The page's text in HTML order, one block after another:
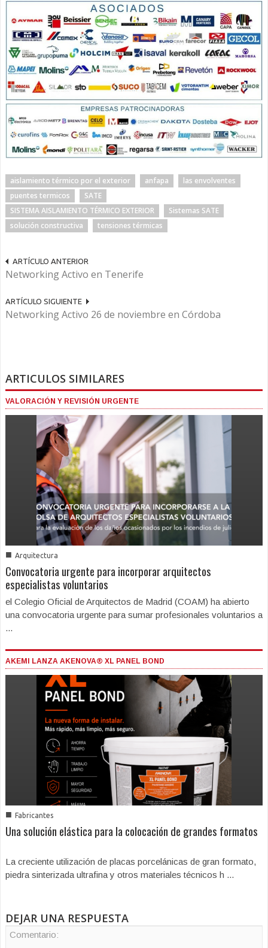
aislamiento térmico por el exterior anfapa
las envolventes
puentes termicos
SATE
SISTEMA AISLAMIENTO TÉRMICO EXTERIOR
Sistemas SATE
solución constructiva
tensiones térmicas
ARTÍCULO ANTERIOR
Networking Activo en Tenerife
ARTÍCULO SIGUIENTE
Networking Activo 26 de noviembre en Córdoba
ARTICULOS SIMILARES
VALORACIÓN Y REVISIÓN URGENTE
■ Arquitectura
Convocatoria urgente para incorporar arquitectos
especialistas voluntarios
el Colegio Oficial de Arquitectos de Madrid (COAM) ha abierto
una convocatoria urgente para sumar profesionales voluntarios a
...
AKEMI LANZA AKENOVA® XL PANEL BOND
■ Fabricantes
Una solución elástica para la colocación de grandes formatos
La creciente utilización de placas porcelánicas de gran formato,
piedra sinterizada ultrafina y otros materiales técnicos h ...
DEJAR UNA RESPUESTA